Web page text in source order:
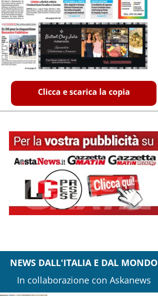
Clicca e scarica la copia
NEWS DALL'ITALIA E DAL MONDO
In collaborazione con Askanews